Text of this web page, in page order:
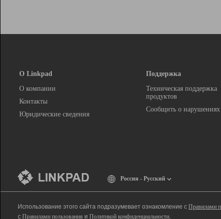
О Linkpad
О компании
Контакты
Юридические сведения
Поддержка
Техническая поддержка
продуктов
Сообщить о нарушениях
Россия - Русский
Использование этого сайта подразумевает ознакомление с Правилами
с Правилами пользования и Политикой конфиденциальности.